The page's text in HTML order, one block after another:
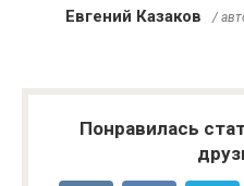
Евгений Казаков /
Понравилась